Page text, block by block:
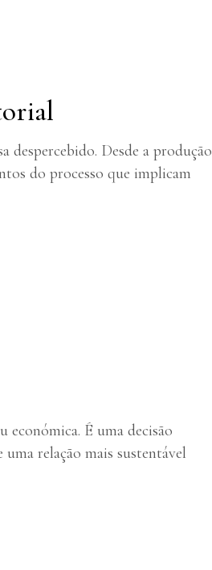
Desde a produção
do processo que implicam
económica. É uma decisão
relação mais sustentável